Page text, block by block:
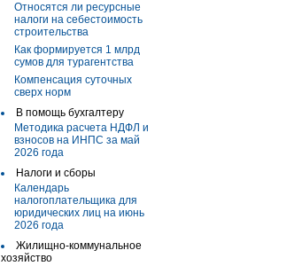
Относятся ли ресурсные
налоги на себестоимость
строительства
Как формируется 1 млрд
сумов для турагентства
Компенсация суточных
сверх норм
В помощь бухгалтеру
Методика расчета НДФЛ и
взносов на ИНПС за май
2026 года
Налоги и сборы
Календарь
налогоплательщика для
юридических лиц на июнь
2026 года
Жилищно-коммунальное
хозяйство